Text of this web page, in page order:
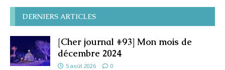
DERNIERS ARTICLES
[Cher journal #93] Mon mois de
décembre 2024
5 août 2026 0